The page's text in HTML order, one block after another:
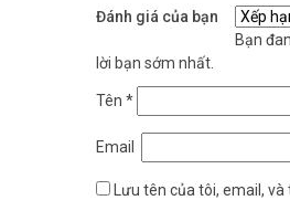
Nâng Cao Hiệu
Đánh giá của bạn
Bạn
lời bạn sớm nhất.
Tên *
Email
Lưu tên của tôi, email, và